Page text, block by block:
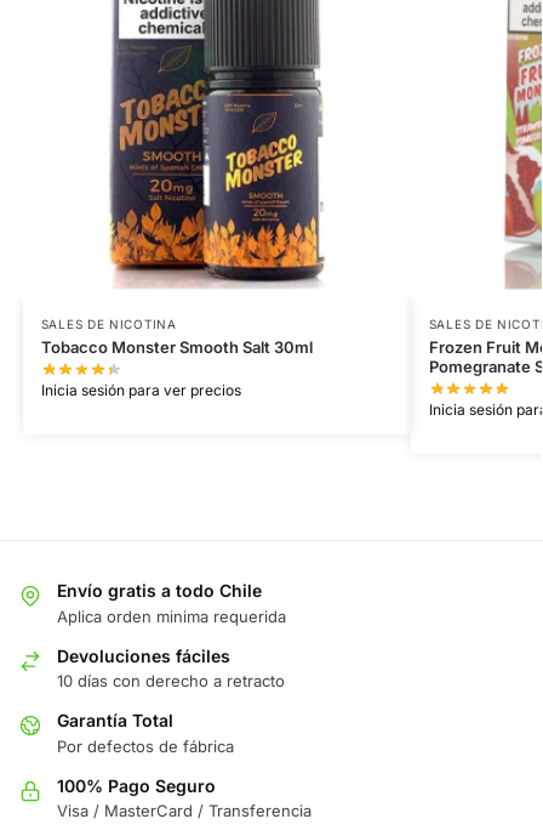
SALES DE NICOTINA
Tobacco Monster Smooth Salt 30ml
Inicia sesión para ver precios
SALES DE
Frozen Fruit
Pomegranate
Inicia sesión
Envío gratis a todo Chile
Aplica orden minima requerida
Devoluciones fáciles
10 días con derecho a retracto
Garantía Total
Por defectos de fábrica
100% Pago Seguro
Visa / MasterCard / Transferencia